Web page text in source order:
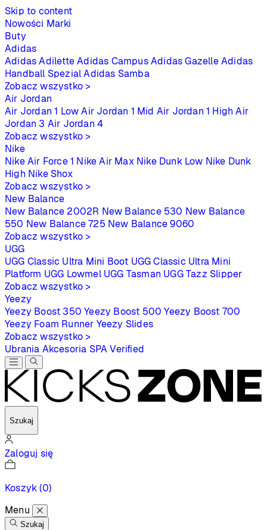
Skip to content
Nowości Marki
Buty
Adidas
Adidas Adilette Adidas Campus Adidas Gazelle Adidas
Handball Spezial Adidas Samba
Zobacz wszystko >
Air Jordan
Air Jordan 1 Low Air Jordan 1 Mid Air Jordan 1 High Air
Jordan 3 Air Jordan 4
Zobacz wszystko >
Nike
Nike Air Force 1 Nike Air Max Nike Dunk Low Nike Dunk
High Nike Shox
Zobacz wszystko >
New Balance
New Balance 2002R New Balance 530 New Balance
550 New Balance 725 New Balance 9060
Zobacz wszystko >
UGG
UGG Classic Ultra Mini Boot UGG Classic Ultra Mini
Platform UGG Lowmel UGG Tasman UGG Tazz Slipper
Zobacz wszystko >
Yeezy
Yeezy Boost 350 Yeezy Boost 500 Yeezy Boost 700
Yeezy Foam Runner Yeezy Slides
Zobacz wszystko >
Ubrania Akcesoria SPAVerified
Szukaj
Zaloguj się
Koszyk(0)
Menu
Szukaj